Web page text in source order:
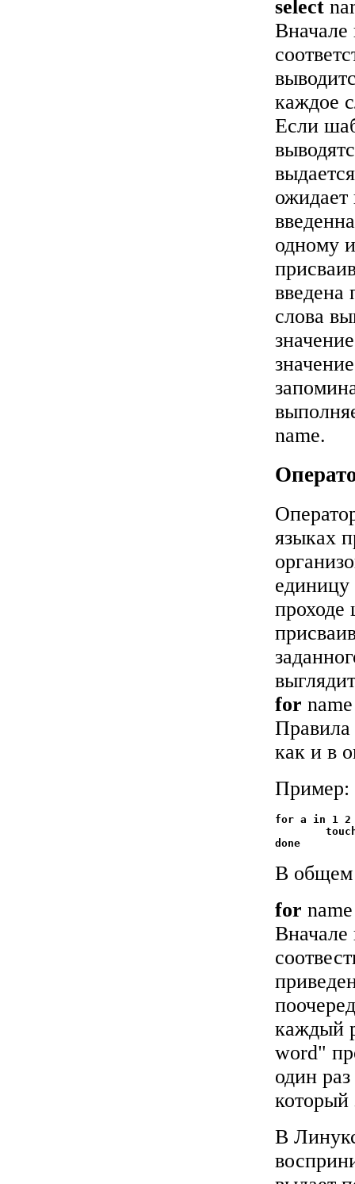
select
Вначале
каждое
Если
ожидает
одному
введена
слова
name.
языках
единицу
проходе
for
Правила
как и в
Пример:
for a in 1 2
	touch foo_$a
В общем
for
Вначале
каждый
word"
один
который
В